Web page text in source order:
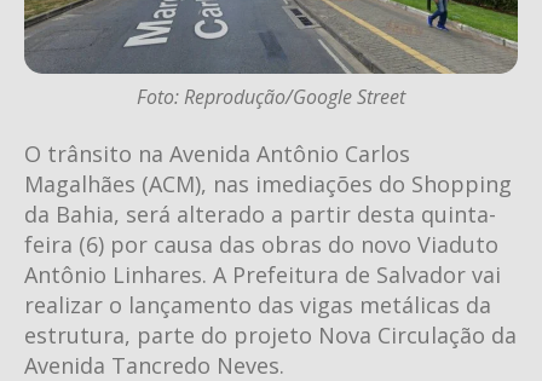
Foto: Reprodução/Google Street
O trânsito na Avenida Antônio Carlos
Magalhães (ACM), nas imediações do Shopping
da Bahia, será alterado a partir desta quinta-
feira (6) por causa das obras do novo Viaduto
Antônio Linhares. A Prefeitura de Salvador vai
realizar o lançamento das vigas metálicas da
estrutura, parte do projeto Nova Circulação da
Avenida Tancredo Neves.